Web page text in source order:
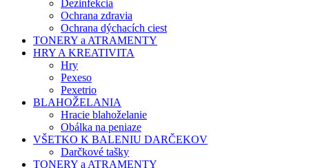
Dezinfekcia
Ochrana zdravia
Ochrana dýchacích ciest
TONERY a ATRAMENTY
HRY A KREATIVITA
Hry
Pexeso
Pexetrio
BLAHOŽELANIA
Hracie blahoželanie
Obálka na peniaze
VŠETKO K BALENIU DARČEKOV
Darčkové tašky
TONERY a ATRAMENTY